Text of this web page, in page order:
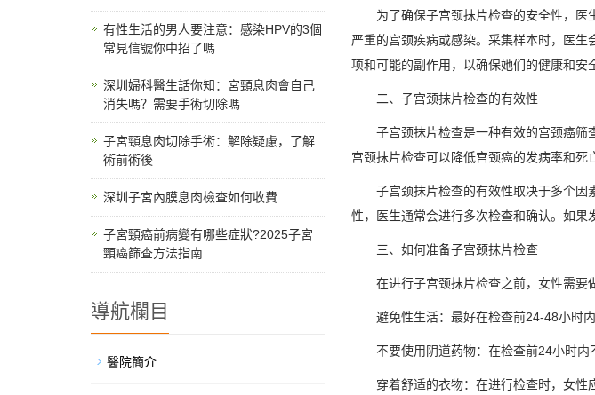
为了确保子宫颈抹片检查的安全性，
严重的宫颈疾病或感染。采集样本时，医
项和可能的副作用，以确保她们的健康和安
二、子宫颈抹片检查的有效性
子宫颈抹片检查是一种有效的宫颈癌筛
宫颈抹片检查可以降低宫颈癌的发病率和死
子宫颈抹片检查的有效性取决于多个因
性，医生通常会进行多次检查和确认。如果
三、如何准备子宫颈抹片检查
在进行子宫颈抹片检查之前，女性需要
避免性生活：最好在检查前24-48小时
不要使用阴道药物：在检查前24小时内
穿着舒适的衣物：在进行检查时，女性
有性生活的男人要注意：感染HPV的3個
常見信號你中招了嗎
深圳婦科醫生話你知：宮頸息肉會自己
消失嗎？需要手術切除嗎
子宮頸息肉切除手術：解除疑慮，了解
術前術後
深圳子宮內膜息肉檢查如何收費
子宮頸癌前病變有哪些症狀?2025子宮
頸癌篩查方法指南
導航欄目
醫院簡介